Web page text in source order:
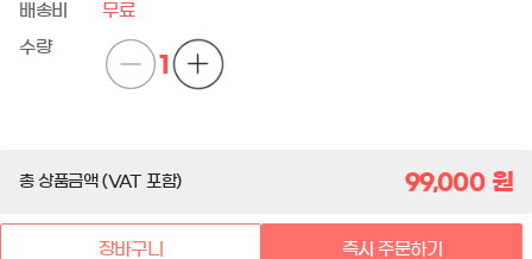
배송비 무료
수량
1
총 상품금액 (VAT 포함) 99,000원
장바구니 즉시 주문하기